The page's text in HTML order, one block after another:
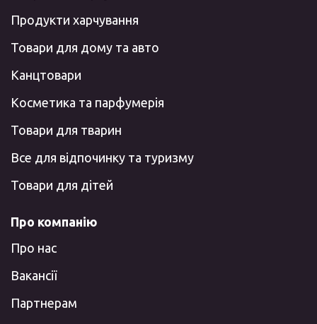
Продукти харчування
Товари для дому та авто
Канцтовари
Косметика та парфумерія
Товари для тварин
Все для відпочинку та туризму
Товари для дітей
Про компанію
Про нас
Вакансії
Партнерам